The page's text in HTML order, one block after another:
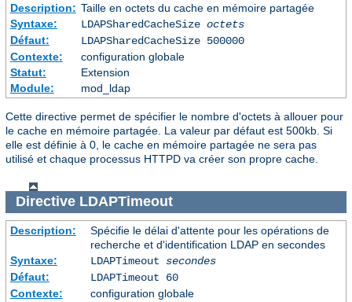
Description: Taille en octets du cache en mémoire partagée
Syntaxe:
LDAPSharedCacheSize octets
Défaut:
LDAPSharedCacheSize 500000
Contexte:
configuration globale
Statut:
Extension
Module:
mod_ldap
Cette directive permet de spécifier le nombre d'octets à allouer pour
le cache en mémoire partagée. La valeur par défaut est 500kb. Si
elle est définie à 0, le cache en mémoire partagée ne sera pas
utilisé et chaque processus HTTPD va créer son propre cache.
Directive LDAPTimeout
Description:
Spécifie le délai d'attente pour les opérations de
recherche et d'identification LDAP en secondes
Syntaxe:
LDAPTimeout secondes
Défaut:
LDAPTimeout 60
Contexte:
configuration globale